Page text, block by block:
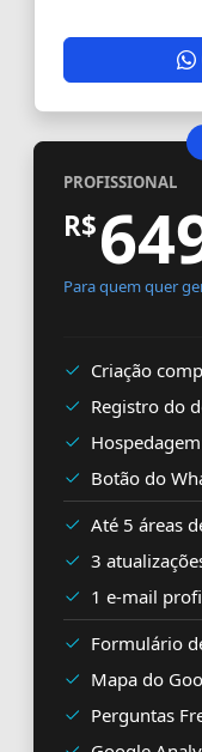
PROFISSIONAL
R$
Para quem quer
Criação
Registro do
Hospedagem
Botão do
Até 5 áreas
3
1 e-mail
Formulário
Mapa do
Perguntas